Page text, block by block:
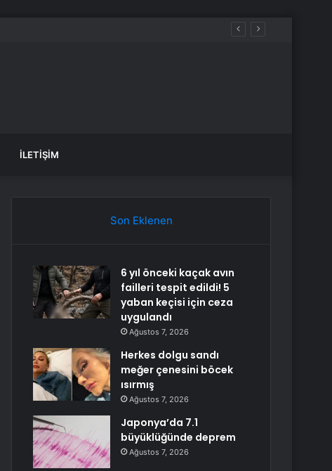
İLETIŞIM
Son Eklenen
6 yıl önceki kaçak avın
failleri tespit edildi! 5
yaban keçisi için ceza
uygulandı
Ağustos 7, 2026
Herkes dolgu sandı
meğer çenesini böcek
ısırmış
Ağustos 7, 2026
Japonya’da 7.1
büyüklüğünde deprem
Ağustos 7, 2026